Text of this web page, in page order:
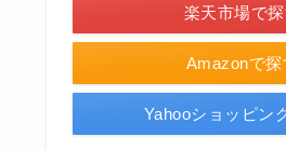
Amazonで探
楽天市場で
Yahooショッピン